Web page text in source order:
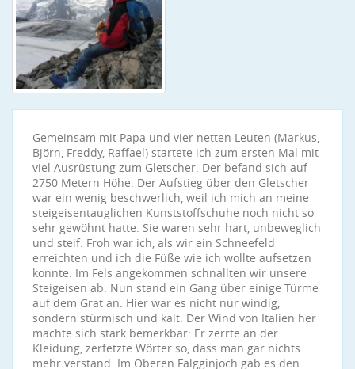
Gemeinsam mit Papa und vier netten Leuten (Markus,
Björn, Freddy, Raffael) startete ich zum ersten Mal mit
viel Ausrüstung zum Gletscher. Der befand sich auf
2750 Metern Höhe. Der Aufstieg über den Gletscher
war ein wenig beschwerlich, weil ich mich an meine
steigeisentauglichen Kunststoffschuhe noch nicht so
sehr gewöhnt hatte. Sie waren sehr hart, unbeweglich
und steif. Froh war ich, als wir ein Schneefeld
erreichten und ich die Füße wie ich wollte aufsetzen
konnte. Im Fels angekommen schnallten wir unsere
Steigeisen ab. Nun stand ein Gang über einige Türme
auf dem Grat an. Hier war es nicht nur windig,
sondern stürmisch und kalt. Der Wind von Italien her
machte sich stark bemerkbar: Er zerrte an der
Kleidung, zerfetzte Wörter so, dass man gar nichts
mehr verstand. Im Oberen Falgginjoch gab es den